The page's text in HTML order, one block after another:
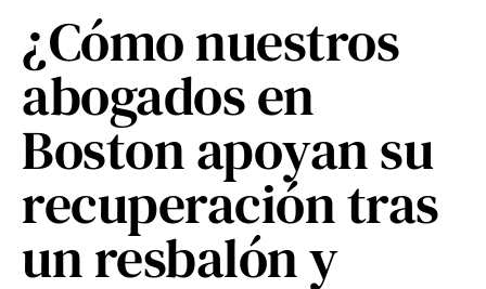
¿Cómo nuestros
abogados en
Boston apoyan su
recuperación tras
un resbalón y